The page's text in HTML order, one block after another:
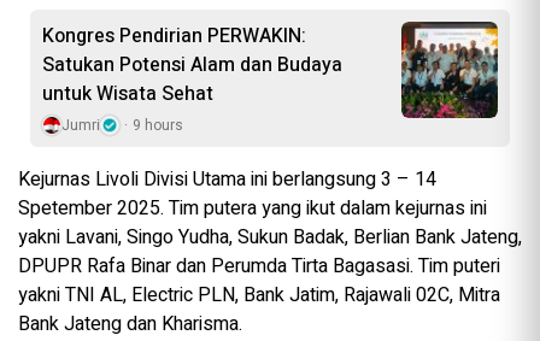
Kongres Pendirian PERWAKIN:
Satukan Potensi Alam dan Budaya
untuk Wisata Sehat
Jumri 9 hours
Kejurnas Livoli Divisi Utama ini berlangsung 3 – 14
Spetember 2025. Tim putera yang ikut dalam kejurnas ini
yakni Lavani, Singo Yudha, Sukun Badak, Berlian Bank Jateng,
DPUPR Rafa Binar dan Perumda Tirta Bagasasi. Tim puteri
yakni TNI AL, Electric PLN, Bank Jatim, Rajawali 02C, Mitra
Bank Jateng dan Kharisma.